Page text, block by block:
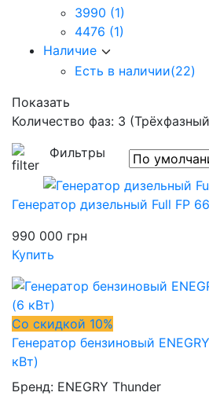
3990 (1)
4476 (1)
Наличие
Есть в наличии(22)
Показать
Количество фаз: 3
Фильтры
Генератор дизельный Full FP
990 000 грн
Купить
Со скидкой 10%
Генератор бензиновый
кВт)
Бренд: ENEGRY Thunder